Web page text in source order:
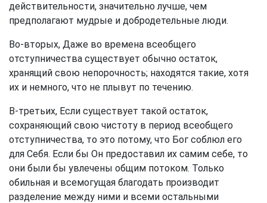
действительности, значительно лучше, чем
предполагают мудрые и добродетельные люди.
Во-вторых, Даже во времена всеобщего
отступничества существует обычно остаток,
хранящий свою непорочность; находятся такие, хотя
их и немного, что не плывут по течению.
В-третьих, Если существует такой остаток,
сохраняющий свою чистоту в период всеобщего
отступничества, то это потому, что Бог соблюл его
для Себя. Если бы Он предоставил их самим себе, то
они были бы увлечены общим потоком. Только
обильная и всемогущая благодать производит
разделение между ними и всеми остальными